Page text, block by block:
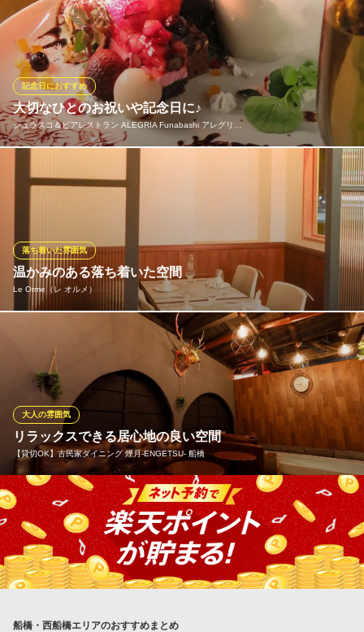
ＪＲ総武線船橋駅 徒歩3分
千葉県船橋市本町4-41-29
コースの最後にプラスでいかがでしょう。記念日や誕生日等、大
切な1日をお店全体で盛り上げます！料金あり1,000円税込
※こちらは夜のみのこだわりです。
西船橋 Garage Kitchen あそび
西船橋洋風創作居酒屋
ＪＲ西船橋駅 徒歩1分
千葉県船橋市西船4-29-13 ルネスgen1F
大切なひとのお祝いや記念日に♪
シュラスコ＆ビアレストラン ALEGRIA Funabashi アレグリ…
記念日におすすめ
特別な日にこそ、いつもと違った特別なお食事を♪ 主役様のお祝
い、お手伝いさせていただきます★ご予約の際にお伝えください
シュラスコ＆ビアレストラン ALEGRIA Funabashi アレグ
リア船橋
シュラスコレストラン
京成本線京成船橋駅 徒歩1分
千葉県船橋市本町1-4-18 3F
温かみのある落ち着いた空間
Le Orme（レ オルメ）
落ち着いた雰囲気
店内は、柔らかな日差しが差し込む大きな窓が魅力的で、温かみ
のある雰囲気を醸し出しています。レトロな照明と木の素材を豊
富に使用し、上品で洗練された空間を演出。訪れるたびに素敵な
思い出を感じられる、心地よいひとときをお楽しみください。
Le Orme（レ オルメ）
イタリアン
京成本線大神宮下駅 徒歩5分
千葉県船橋市宮本1-20-11 YCSビル1F
リラックスできる居心地の良い空間
【貸切OK】古民家ダイニング 煙月‐ENGETSU‐ 船橋
大人の雰囲気
温かみのある間接照明が店内を優しく照らし、日々の喧騒を忘れ
させてくれるような落ち着いた雰囲気。女子会や友人との食事、
仕事帰りの一杯など、ゆったりと過ごすのに最適です。
【貸切OK】古民家ダイニング 煙月‐ENGETSU‐ 船橋
千葉県船橋市本町1-12-24
船橋・西船橋エリアのおすすめまとめ